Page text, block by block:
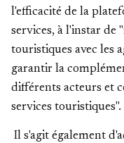
l'efficacité de la
services, à l'instar de
touristiques avec les
garantir la
différents acteurs et
services touristiques".
Il s'agit également